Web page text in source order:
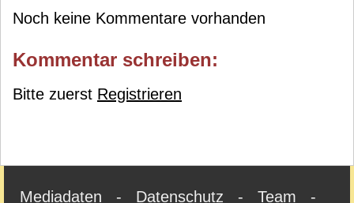
Noch keine Kommentare vorhanden
Kommentar schreiben:
Bitte zuerst Registrieren
Mediadaten - Datenschutz - Team -